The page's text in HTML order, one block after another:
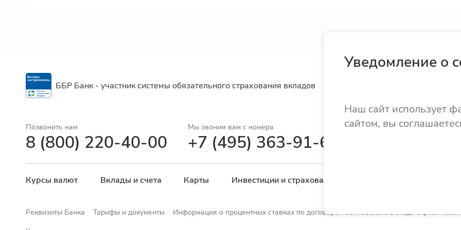
ББР Банк - участник системы обязательного страхования вкладов
Позвонить нам
8 (800) 220-40-00
Мы звоним вам с номера
+7 (495) 363-91-62
Курсы валют Вклады и счета Карты Инвестиции и страхование
Реквизиты Банка Тарифы и документы Информация о процентных ставках по договорам банковского вклада с
Уведомление о
Наш сайт использует
сайтом, вы